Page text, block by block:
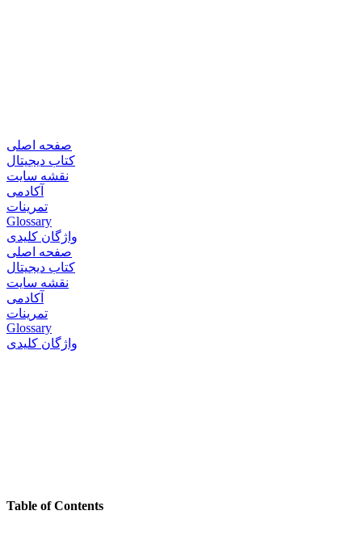
صفحه اصلی
کتاب دیجیتال
نقشه سایت
آکادمی
تمرینات
Glossary
واژگان کلیدی
صفحه اصلی
کتاب دیجیتال
نقشه سایت
آکادمی
تمرینات
Glossary
واژگان کلیدی
Table of Contents